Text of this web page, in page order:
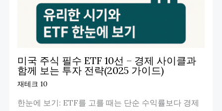
미국 주식 필수 ETF 10선 – 경제 사이클과
함께 보는 투자 전략(2025 가이드)
재테크 10
한눈에 보기: ETF를 고를 때는 단순 수익률보다 경제